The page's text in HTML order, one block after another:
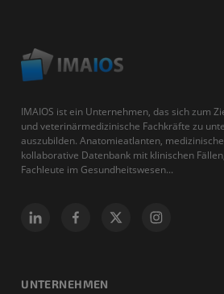
IMAIOS ist ein Unternehmen, das sich zum
und veterinärmedizinische Fachkräfte zu
auszubilden. Anatomieatlanten,
kollaborative Datenbank mit klinischen
Fachleute im Gesundheitswesen...
UNTERNEHMEN